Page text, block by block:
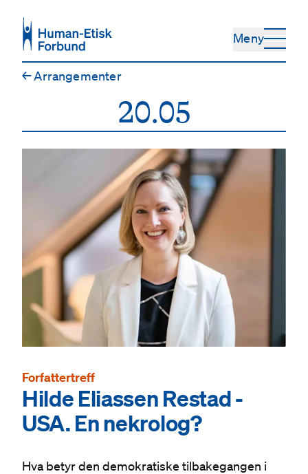
Meny
←Arrangementer
20.05
Forfattertreff
Hilde Eliassen Restad -
USA. En nekrolog?
Hva betyr den demokratiske tilbakegangen i